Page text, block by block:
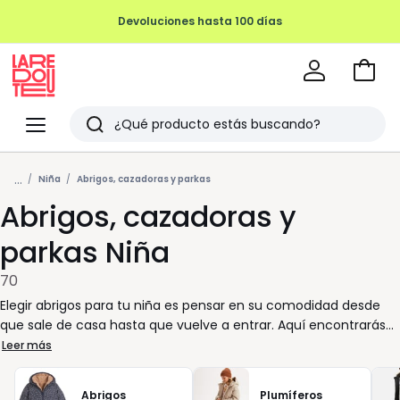
REMATE FINAL HASTA -70%
Menu
Redoute
Buscar
Últimos
artículos
vistos
Ir
... Niña Abrigos, cazadoras y parkas
Abrigos, cazadoras y
parkas Niña
70
Elegir abrigos para tu niña es pensar en su comodidad desde
que sale de casa hasta que vuelve a entrar. Aquí encontrarás
prendas pensadas para acompañarla en su rutina, fáciles de
poner y agradables de llevar. Una chaqueta bien cortada
permite moverse con libertad; una parka con capucha protege
Leer más
Abrigos Plumíferos